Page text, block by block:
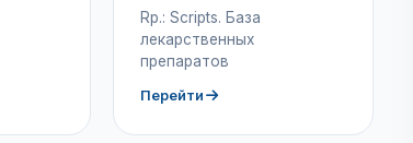
Rp.: Scripts. База
лекарственных
препаратов
Перейти